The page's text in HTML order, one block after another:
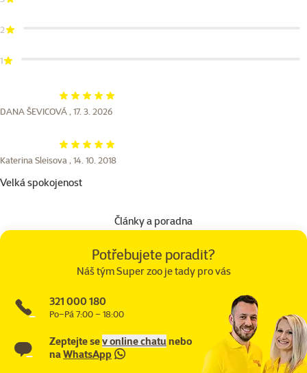
2
1
Hodnocení 100%
DANA ŠEVICOVÁ , 17. 3. 2026
Hodnocení 100%
Katerina Sleisova , 14. 10. 2018
Velká spokojenost
Články a poradna
Potřebujete poradit?
Náš tým Super zoo je tady pro vás
321 000 180
Po–Pá 7:00 – 18:00
Zeptejte sev online chatu nebo
naWhatsApp